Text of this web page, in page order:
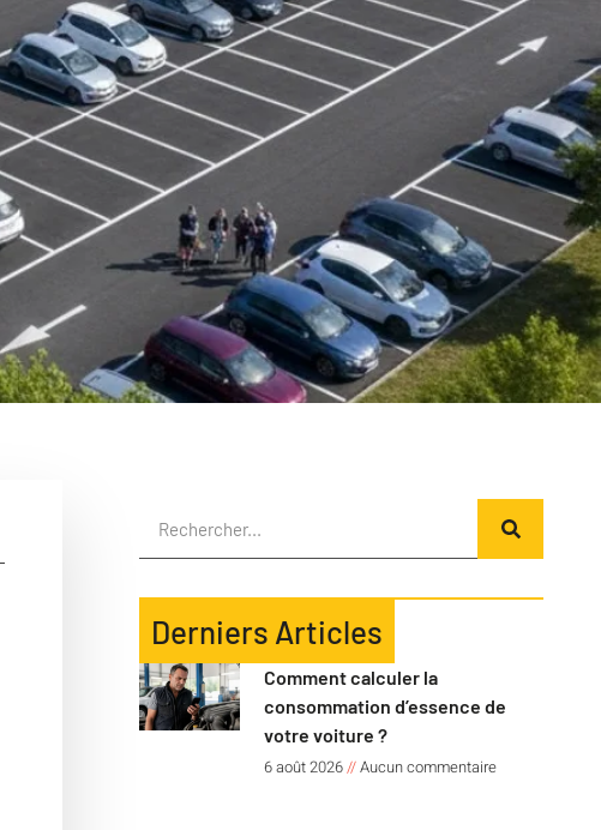
Derniers Articles
Comment calculer la
consommation d’essence de
votre voiture ?
6 août 2026
Aucun commentaire